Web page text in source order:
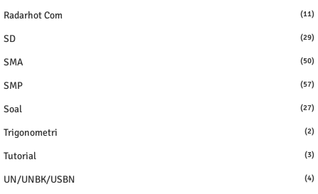
Radarhot Com (11)
SD (29)
SMA (50)
SMP (57)
Soal (27)
Trigonometri (2)
Tutorial (3)
UN/UNBK/USBN (4)